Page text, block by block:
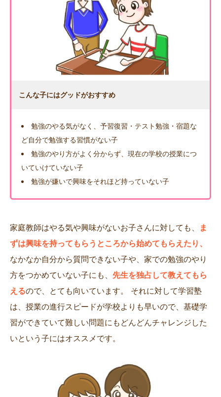
こんな子にはグッドがおすすめ
勉強のやる気がなく、予習復習・テスト勉強・宿題な
ど自分で勉強する習慣がない子
勉強のやり方がよく分からず、現在の学校の授業につ
いていけていない子
勉強が嫌いで興味をそれほど持っていない子
家庭教師はやる気や興味がないお子さんに対しても、
ま
ずは興味を持ってもらうところから始めてもらえたり、
なかなか自分から質問できない子や、家での勉強のやり
方をつかめていない子にも、 先生を独占して教えてもら
えるので、とても向いています。 それに対して学習塾
は、授業の進行スピードが学校よりも早いので、基礎学
習ができていて難しい問題にもどんどんチャレンジした
いという子にはオススメです。